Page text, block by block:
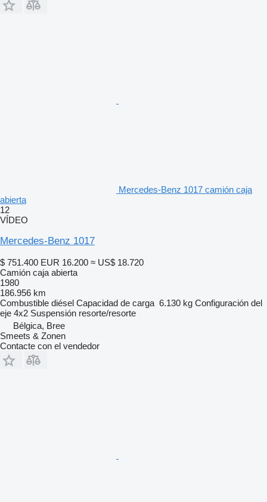
Mercedes-Benz 1017 camión caja
abierta
12
VÍDEO
Mercedes-Benz 1017
$ 751.400 EUR 16.200 ≈ US$ 18.720
Camión caja abierta
1980
186.956 km
Combustible diésel Capacidad de carga 6.130 kg Configuración del
eje 4x2 Suspensión resorte/resorte
Bélgica, Bree
Smeets & Zonen
Contacte con el vendedor